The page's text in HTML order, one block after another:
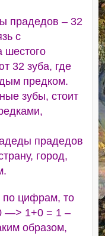
прадедов – 32
с
шестого
32 зуба, где
предком.
зубы, стоит
прадедов
город,
по цифрам, то
—˃ 1+0 = 1 –
образом,